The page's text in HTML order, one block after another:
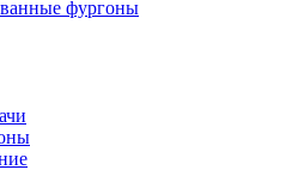
фургоны